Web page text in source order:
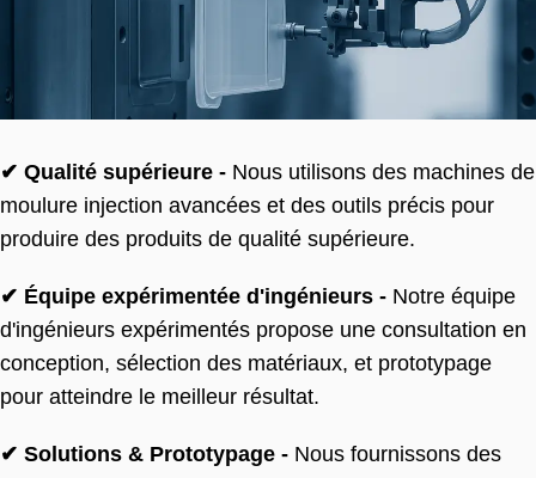
✔ Qualité supérieure - Nous utilisons des machines de
moulure injection avancées et des outils précis pour
produire des produits de qualité supérieure.
✔ Équipe expérimentée d'ingénieurs - Notre équipe
d'ingénieurs expérimentés propose une consultation en
conception, sélection des matériaux, et prototypage
pour atteindre le meilleur résultat.
✔ Solutions & Prototypage - Nous fournissons des